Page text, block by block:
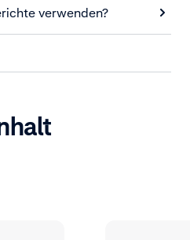
verwenden?